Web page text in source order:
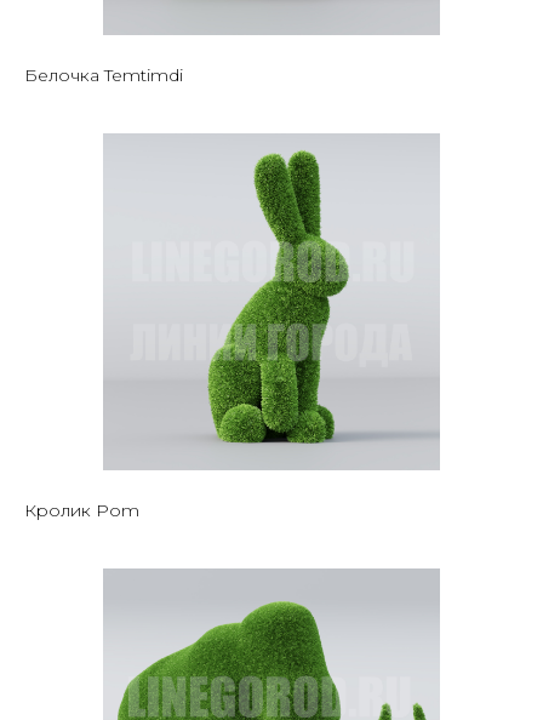
Белочка Temtimdi
Кролик Pom